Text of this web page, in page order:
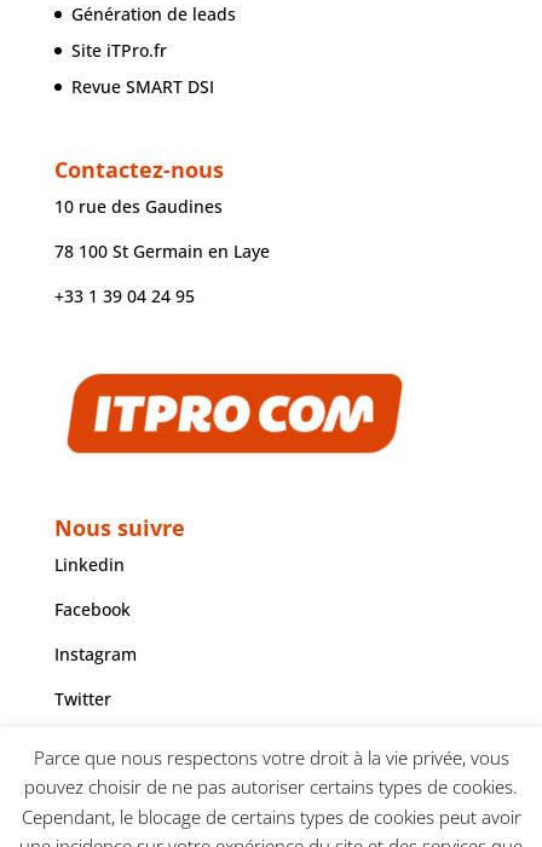
Génération de leads
Site iTPro.fr
Revue SMART DSI
Contactez-nous
10 rue des Gaudines
78 100 St Germain en Laye
+33 1 39 04 24 95
Nous suivre
Linkedin
Facebook
Instagram
Twitter
Parce que nous respectons votre droit à la vie privée, vous
pouvez choisir de ne pas autoriser certains types de cookies.
Cependant, le blocage de certains types de cookies peut avoir